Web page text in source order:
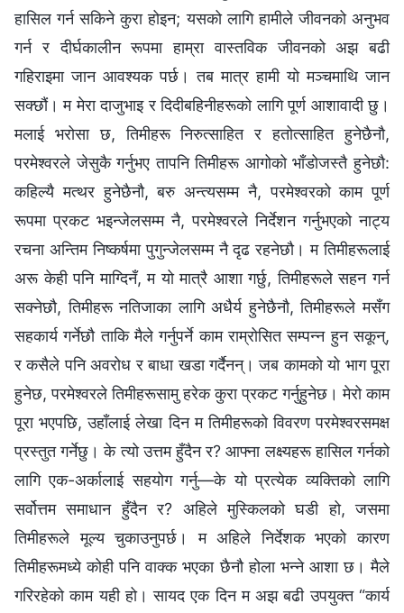
हासिल गर्न सकिने कुरा होइन; यसको लागि हामीले जीवनको अनुभव
गर्न र दीर्घकालीन रूपमा हाम्रा वास्तविक जीवनको अझ बढी
गहिराइमा जान आवश्यक पर्छ। तब मात्र हामी यो मञ्चमाथि जान
सक्छौं। म मेरा दाजुभाइ र दिदीबहिनीहरूको लागि पूर्ण आशावादी छु।
मलाई भरोसा छ, तिमीहरू निरुत्साहित र हतोत्साहित हुनेछैनौ,
परमेश्‍वरले जेसुकै गर्नुभए तापनि तिमीहरू आगोको भाँडोजस्तै हुनेछौ:
कहिल्यै मत्थर हुनेछैनौ, बरु अन्त्यसम्म नै, परमेश्‍वरको काम पूर्ण
रूपमा प्रकट भइन्जेलसम्म नै, परमेश्‍वरले निर्देशन गर्नुभएको नाट्य
रचना अन्तिम निष्कर्षमा पुगुन्जेलसम्म नै दृढ रहनेछौ। म तिमीहरूलाई
अरू केही पनि माग्दिनँ, म यो मात्रै आशा गर्छु, तिमीहरूले सहन गर्न
सक्नेछौ, तिमीहरू नतिजाका लागि अधैर्य हुनेछैनौ, तिमीहरूले मसँग
सहकार्य गर्नेछौ ताकि मैले गर्नुपर्ने काम राम्रोसित सम्पन्न हुन सकून्,
र कसैले पनि अवरोध र बाधा खडा गर्दैनन्। जब कामको यो भाग पूरा
हुनेछ, परमेश्‍वरले तिमीहरूसामु हरेक कुरा प्रकट गर्नुहुनेछ। मेरो काम
पूरा भएपछि, उहाँलाई लेखा दिन म तिमीहरूको विवरण परमेश्‍वरसमक्ष
प्रस्तुत गर्नेछु। के त्यो उत्तम हुँदैन र? आफ्ना लक्ष्यहरू हासिल गर्नको
लागि एक-अर्कालाई सहयोग गर्नु—के यो प्रत्येक व्यक्तिको लागि
सर्वोत्तम समाधान हुँदैन र? अहिले मुस्किलको घडी हो, जसमा
तिमीहरूले मूल्य चुकाउनुपर्छ। म अहिले निर्देशक भएको कारण
तिमीहरूमध्ये कोही पनि वाक्‍क भएका छैनौ होला भन्‍ने आशा छ। मैले
गरिरहेको काम यही हो। सायद एक दिन म अझ बढी उपयुक्त “कार्य